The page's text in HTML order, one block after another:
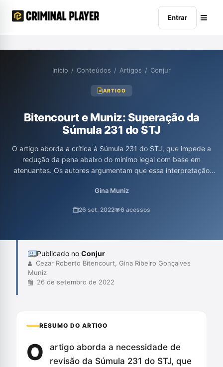
Entrar
Início / Conteúdos / Artigos / Conjur
ARTIGO
Bitencourt e Muniz: Superação da
Súmula 231 do STJ
O artigo aborda a crítica à Súmula 231 do STJ, que impede a
redução da pena abaixo do mínimo legal com base em
atenuantes. Os autores argumentam que essa interpretação
legalidade, pois o Código Penal estabelece que as
independentemente dos limites legais. Além disso, eles
Gina Muniz
26 set. 2022 6 acessos
Publicado no Conjur
Cezar Roberto Bitencourt, Gina Ribeiro Gonçalves
Muniz
26 de setembro de 2022
RESUMO DO ARTIGO
O
artigo aborda a necessidade de
revisão da Súmula 231 do STJ, que